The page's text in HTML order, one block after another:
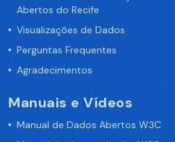
Abertos do Recife
Visualizações de Dados
Perguntas Frequentes
Agradecimentos
Manuais e Vídeos
Manual de Dados Abertos W3C